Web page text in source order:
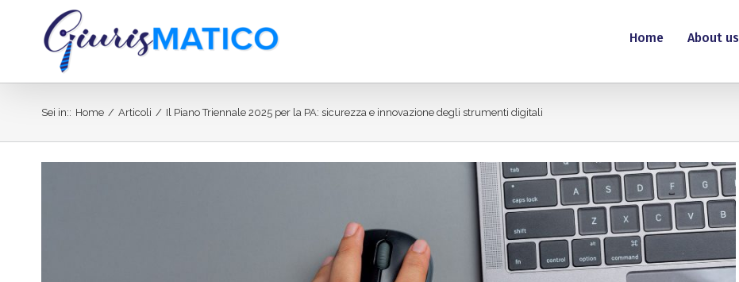
contenuto
Home About us
Sei in:: Home / Articoli / Il Piano Triennale 2025 per la PA: sicurezza e innovazione degli strumenti digitali